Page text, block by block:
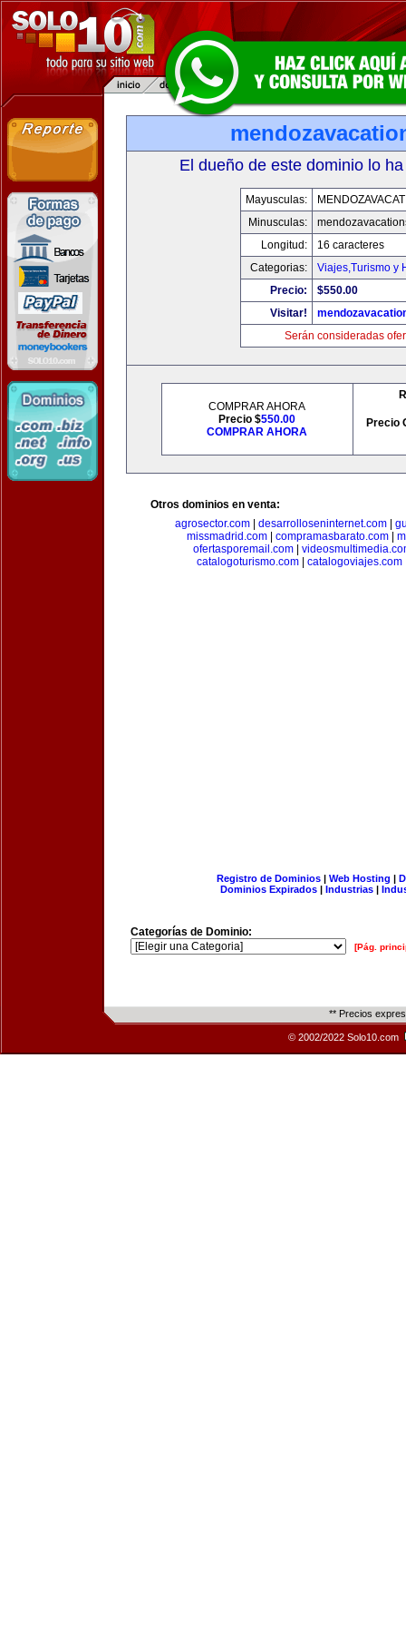
El dueño de este dominio lo
Mayusculas:
Minusculas:
Longitud:
16 caracteres
Categorias:
Viajes,Turismo y
Precio:
$550.00
Visitar!
Serán consideradas
COMPRAR AHORA
Precio $550.00
COMPRAR AHORA
Precio
Otros dominios en venta:
agrosector.com
desarrolloseninternet.com
missmadrid.com| compramasbarato.com|
ofertasporemail.com
catalogoturismo.com
catalogoviajes.com
Registro de Dominios| Web Hosting |
Dominios Expirados | Industrias |
Categorías de Dominio:
[Pág.
** Precios
© 2002/2022 Solo10.com